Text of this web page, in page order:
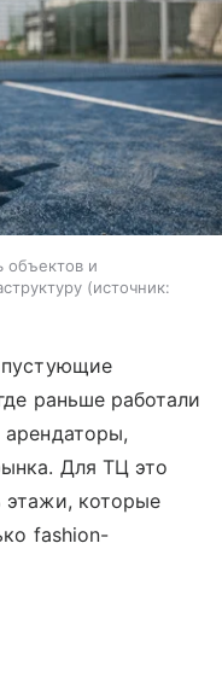
объектов и
источник:
пустующие
раньше работали
Для ТЦ это
этажи, которые
fashion-